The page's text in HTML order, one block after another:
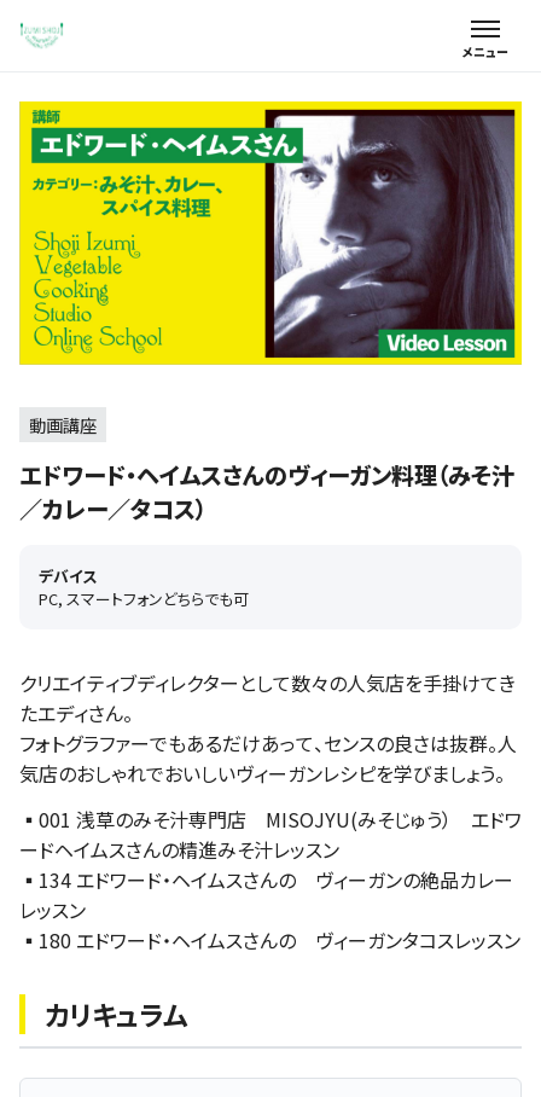
動画講座
エドワード・ヘイムスさんのヴィーガン料理（みそ汁
／カレー／タコス）
デバイス
PC, スマートフォンどちらでも可
クリエイティブディレクターとして数々の人気店を手掛けてき
たエディさん。
フォトグラファーでもあるだけあって、センスの良さは抜群。人
気店のおしゃれでおいしいヴィーガンレシピを学びましょう。
▪️001 浅草のみそ汁専門店 MISOJYU(みそじゅう） エドワ
ードヘイムスさんの精進みそ汁レッスン
▪️134 エドワード・ヘイムスさんの ヴィーガンの絶品カレー
レッスン
▪️180 エドワード・ヘイムスさんの ヴィーガンタコスレッスン
カリキュラム